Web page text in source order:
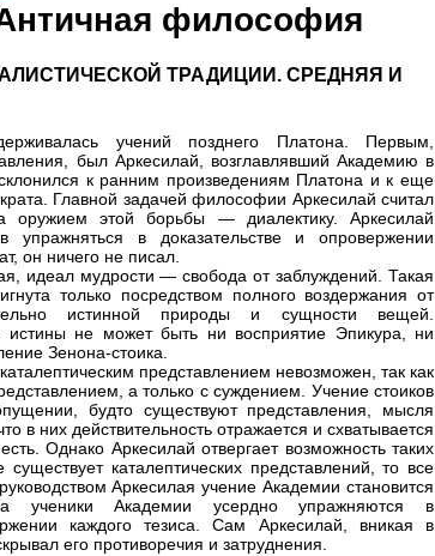
философия
ТРАДИЦИИ. СРЕДНЯЯ И
учений позднего Платона. Первым,
был Аркесилай, возглавлявший Академию в
к ранним произведениям Платона и к еще
Главной задачей философии Аркесилай считал
оружием этой борьбы — диалектику. Аркесилай
упражняться в доказательстве и опровержении
он ничего не писал.
идеал мудрости — свобода от заблуждений. Такая
только посредством полного воздержания от
истинной природы и сущности вещей.
истины не может быть ни восприятие Эпикура, ни
Зенона-стоика.
представлением невозможен, так как
а только с суждением. Учение стоиков
будто существуют представления, мысля
в них действительность отражается и схватывается
Однако Аркесилай отвергает возможность таких
каталептических представлений, то все
Аркесилая учение Академии становится
ученики Академии усердно упражняются в
каждого тезиса. Сам Аркесилай, вникая в
его противоречия и затруднения.